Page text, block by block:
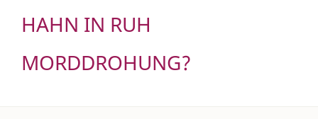
HAHN IN RUH
MORDDROHUNG?